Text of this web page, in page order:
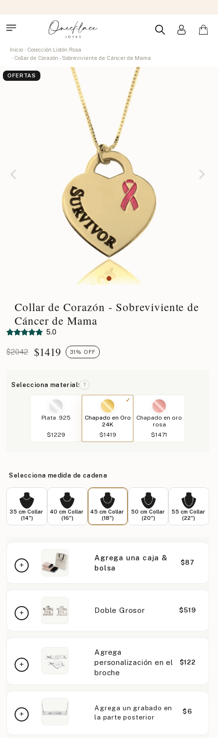
Inicio
Colección Listón Rosa
Collar de Corazón - Sobreviviente de Cáncer de Mama
OFERTAS
Collar de Corazón - Sobreviviente de
Cáncer de Mama
5.0
$2042 $1419 31% OFF
Selecciona material: ?
Plata .925
$1229
Chapado en Oro
24K
$1419
Chapado en oro
rosa
$1471
Selecciona medida de cadena
35 cm Collar
(14")
40 cm Collar
(16")
45 cm Collar
(18")
50 cm Collar
(20")
55 cm Collar
(22")
Agrega una caja &
bolsa
$87
Doble Grosor $519
Agrega
personalización en el
broche
$122
Agrega un grabado en
la parte posterior
$6